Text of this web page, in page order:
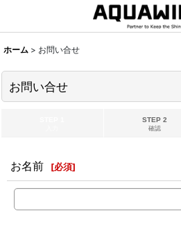
ホーム > お問い合せ
お問い合せ
STEP 2
確認
お名前 [必須]